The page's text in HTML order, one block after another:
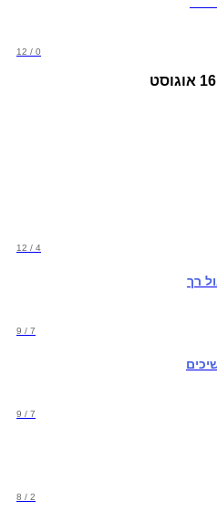
0 / 12
16 אוגוסט
4 / 12
7 / 9
7 / 9
2 / 8